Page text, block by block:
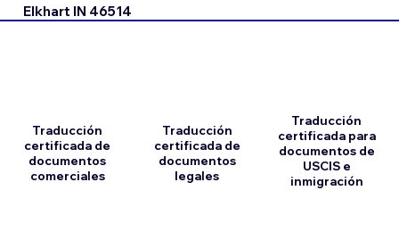
Elkhart IN 46514
Traducción
certificada de
documentos
comerciales
Traducción
certificada de
documentos
legales
Traducción
certificada para
documentos de
USCIS e
inmigración